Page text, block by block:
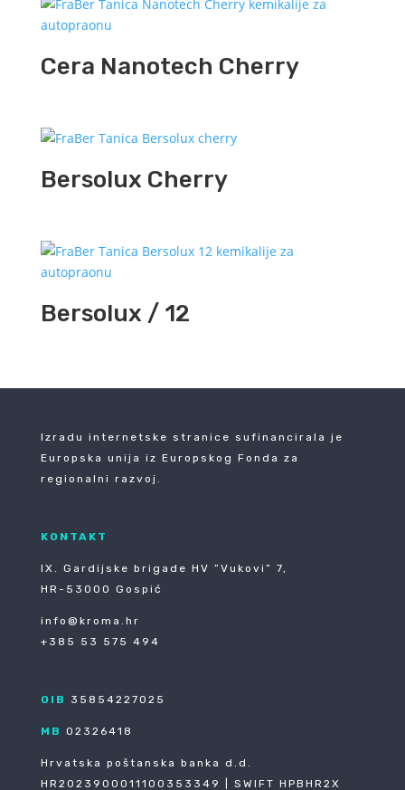
Cera Nanotech Cherry
Bersolux Cherry
Bersolux / 12
Izradu internetske stranice sufinancirala je
Europska unija iz Europskog Fonda za
regionalni razvoj.
KONTAKT
IX. Gardijske brigade HV ”Vukovi” 7,
HR-53000 Gospić
info@kroma.hr
+385 53 575 494
OIB 35854227025
MB 02326418
Hrvatska poštanska banka d.d.
HR2023900011100353349 | SWIFT HPBHR2X